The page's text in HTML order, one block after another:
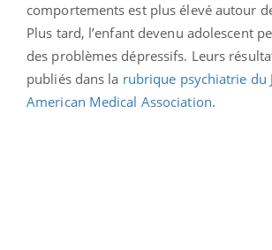
comportements est plus élevé autour
Plus tard, l’enfant devenu adolescent
des problèmes dépressifs. Leurs
publiés dans la rubrique psychiatrie du
American Medical Association.